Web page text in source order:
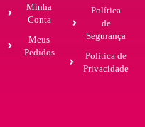
Minha
Conta
Meus
Pedidos
Política
de
Segurança
Política de
Privacidade